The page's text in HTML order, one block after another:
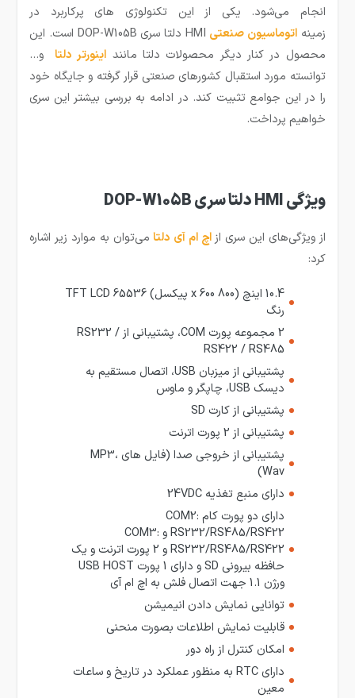
انجام می‌شود. یکی از این تکنولوژی های پرکاربرد در
زمینهاتوماسیون صنعتی
HMI دلتا سری DOP-W105B است. این
محصول در کنار دیگر محصولات دلتا مانند اینورتر دلتا
و…
توانسته مورد استقبال کشورهای صنعتی قرار گرفته و جایگاه خود
را در این جوامع تثبیت کند. در ادامه به بررسی بیشتر این سری
خواهیم پرداخت.
ویژگی HMI دلتا سری DOP-W105B
از ویژگی‌های این سری ازاچ ام آی دلتامی‌توان به موارد زیر اشاره
کرد:
10.4 اینچ (800 x 600 پیکسل) TFT LCD 65536
رنگ
2 مجموعه پورت COM، پشتیبانی از RS232 /
RS422 / RS485
پشتیبانی از میزبان USB، اتصال مستقیم به
دیسک USB، چاپگر و ماوس
پشتیبانی از کارت SD
پشتیبانی از 2 پورت اترنت
پشتیبانی از خروجی صدا (فایل های MP3،
Wav)
دارای منبع تغذیه 24VDC
دارای دو پورت کام COM2:
RS232/RS485/RS422 و COM3:
RS232/RS485/RS422 و 2 پورت اترنت و یک
حافظه بیرونی SD و دارای 1 پورت USB HOST
ورژن 1.1 جهت اتصال فلش به اچ ام آی
توانایی نمایش دادن انیمیشن
قابلیت نمایش اطلاعات بصورت منحنی
امکان کنترل از راه دور
دارای RTC به منظور عملکرد در تاریخ و ساعات
معین